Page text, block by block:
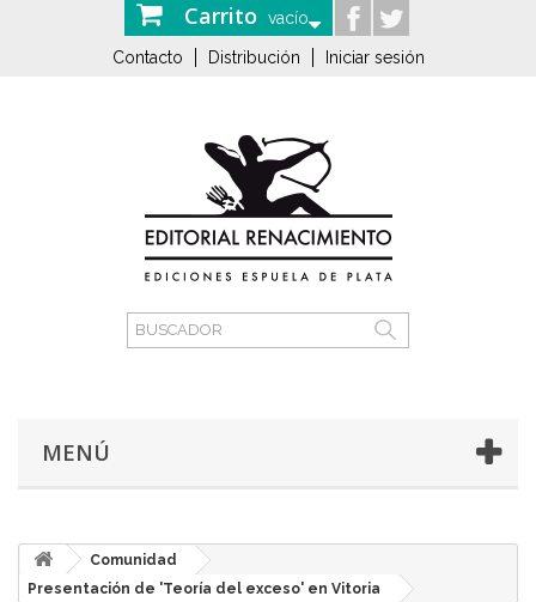
Carrito vacío
Contacto Distribución Iniciar sesión
MENÚ
Comunidad
Presentación de 'Teoría del exceso' en Vitoria